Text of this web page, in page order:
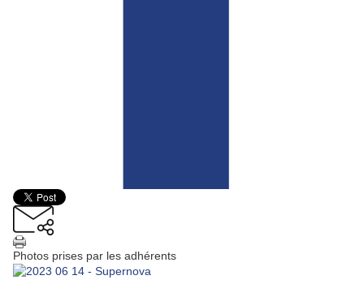
Photos prises par les adhérents